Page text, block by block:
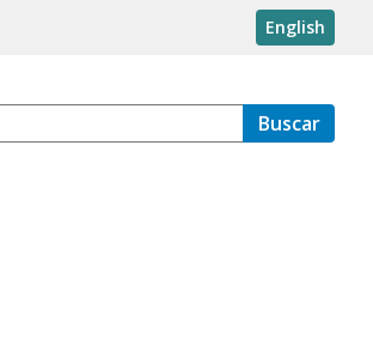
English
Buscar